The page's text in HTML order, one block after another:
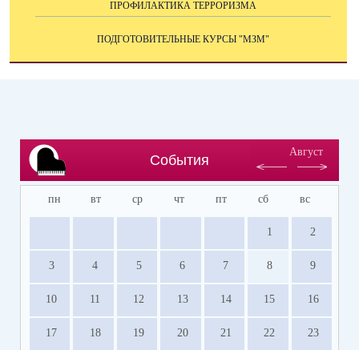
ПРОФИЛАКТИКА ТЕРРОРИЗМА
ПОДГОТОВИТЕЛЬНЫЕ КУРСЫ "МЗМ"
События
Август
пн вт ср чт пт сб вс
1 2
3 4 5 6 7 8 9
10 11 12 13 14 15 16
17 18 19 20 21 22 23